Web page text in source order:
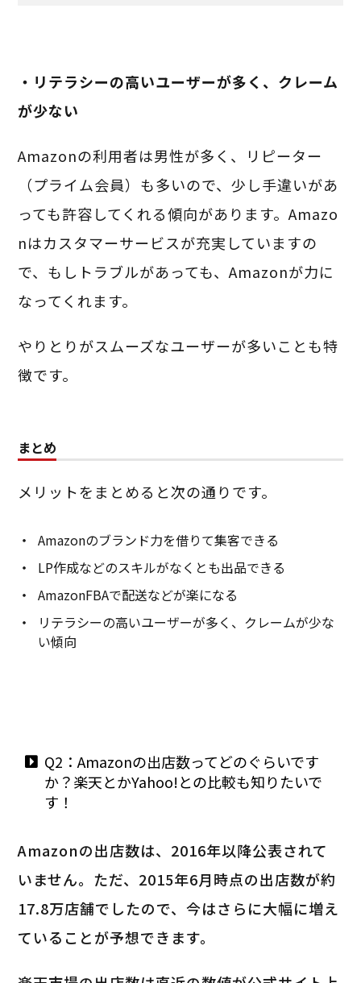
・リテラシーの高いユーザーが多く、クレーム
が少ない
Amazonの利用者は男性が多く、リピーター
（プライム会員）も多いので、少し手違いがあ
っても許容してくれる傾向があります。Amazo
nはカスタマーサービスが充実していますの
で、もしトラブルがあっても、Amazonが力に
なってくれます。
やりとりがスムーズなユーザーが多いことも特
徴です。
まとめ
メリットをまとめると次の通りです。
Amazonのブランド力を借りて集客できる
LP作成などのスキルがなくとも出品できる
AmazonFBAで配送などが楽になる
リテラシーの高いユーザーが多く、クレームが少な
い傾向
Q2：Amazonの出店数ってどのぐらいです
か？楽天とかYahoo!との比較も知りたいで
す！
Amazonの出店数は、2016年以降公表されて
いません。ただ、2015年6月時点の出店数が約
17.8万店舗でしたので、今はさらに大幅に増え
ていることが予想できます。